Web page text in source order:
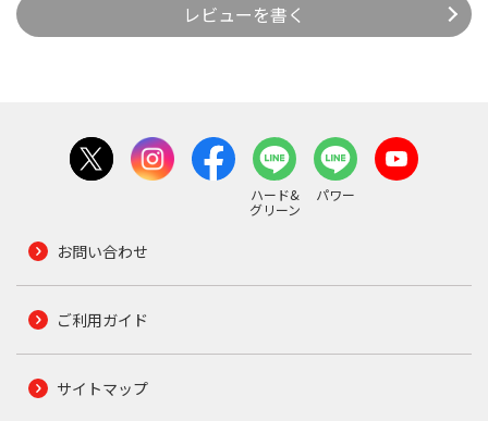
レビューを書く
ハード&
グリーン
パワー
お問い合わせ
ご利用ガイド
サイトマップ